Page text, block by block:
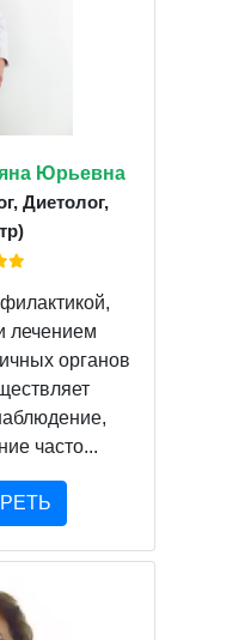
Юрьевна
Диетолог,
лечением
органов
часто...